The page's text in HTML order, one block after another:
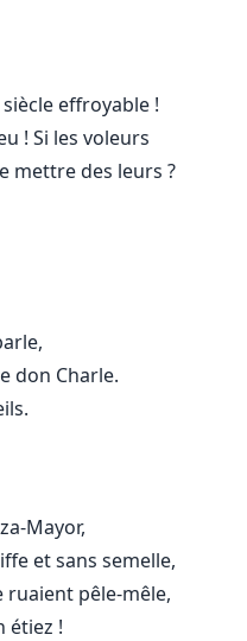
effroyable !
! Si les voleurs
mettre des leurs ?
don Charle.
Mayor,
et sans semelle,
ruaient pêle-mêle,
étiez !